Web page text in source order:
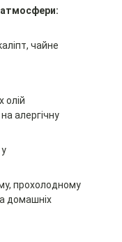
атмосфери:
чайне
олій
алергічну
прохолодному
домашніх